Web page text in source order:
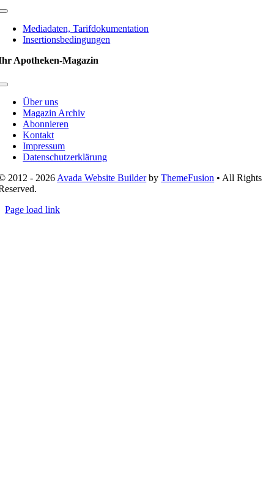
Toggle
NavigationMediadaten, Tarifdokumentation
Insertionsbedingungen
Apotheken-Magazin
Toggle
NavigationÜber uns
Magazin Archiv
Abonnieren
Kontakt
Impressum
Datenschutzerklärung
2012 - 2026Avada Website BuilderbyThemeFusion • All Rights
Page load link